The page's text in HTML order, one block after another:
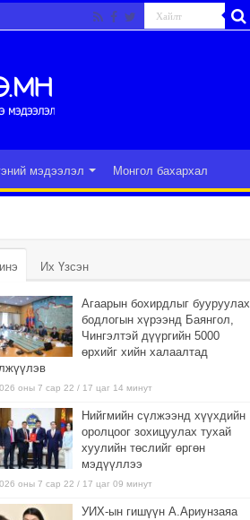
мэдээлэл Монгол бахархал
Их Үзсэн
Агаарын бохирдлыг бууруулах
бодлогын хүрээнд Баянгол,
Чингэлтэй дүүргийн 5000
өрхийг хийн халаалтад
оны 7 сар 22 / 17 цаг 14 минут
Нийгмийн сүлжээнд хүүхдийн
оролцоог зохицуулах тухай
хуулийн төслийг өргөн
мэдүүллээ
оны 7 сар 22 / 17 цаг 09 минут
УИХ-ын гишүүн А.Ариунзаяа